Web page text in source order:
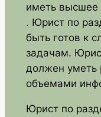
иметь высшее
. Юрист по
быть готов к
задачам.
должен уметь
объемами
Юрист по